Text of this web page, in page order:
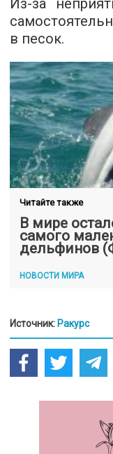
Из-за
в песок.
Читайте также
В мире
самого
дельфинов
НОВОСТИ МИРА
Источник: Ракурс